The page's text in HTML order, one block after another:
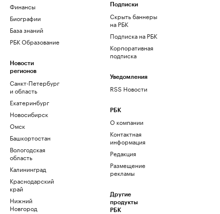
Финансы
Биографии
База знаний
РБК Образование
Новости
регионов
Санкт-Петербург
и область
Екатеринбург
Новосибирск
Омск
Башкортостан
Вологодская
область
Калининград
Краснодарский
край
Нижний
Новгород
Подписки
Скрыть баннеры
на РБК
Подписка на РБК
Корпоративная
подписка
Уведомления
RSS Новости
РБК
О компании
Контактная
информация
Редакция
Размещение
рекламы
Другие
продукты
РБК